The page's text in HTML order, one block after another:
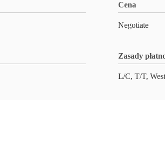
Cena
Negotiate
Zasady
L/C, T/T,